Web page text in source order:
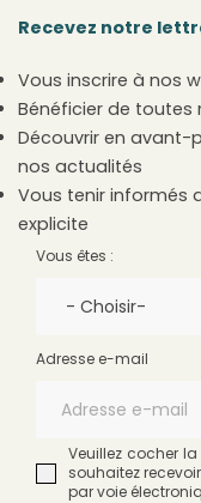
Recevez notre
Vous inscrire à nos
Bénéficier de
Découvrir en avant-
nos actualités
Vous tenir informés
explicite
Vous êtes :
Adresse e-mail
Veuillez cocher
souhaitez
par voie